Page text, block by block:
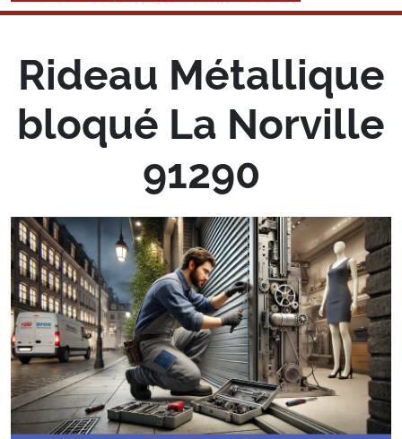
Rideau Métallique
bloqué La Norville
91290